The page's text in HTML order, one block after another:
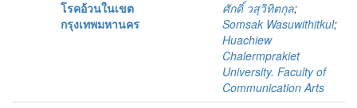
โรคอ้วนในเขต
กรุงเทพมหานคร
ศักดิ์ วสุวิทิตกุล;
Somsak Wasuwithitkul;
Huachiew
Chalermprakiet
University. Faculty of
Communication Arts